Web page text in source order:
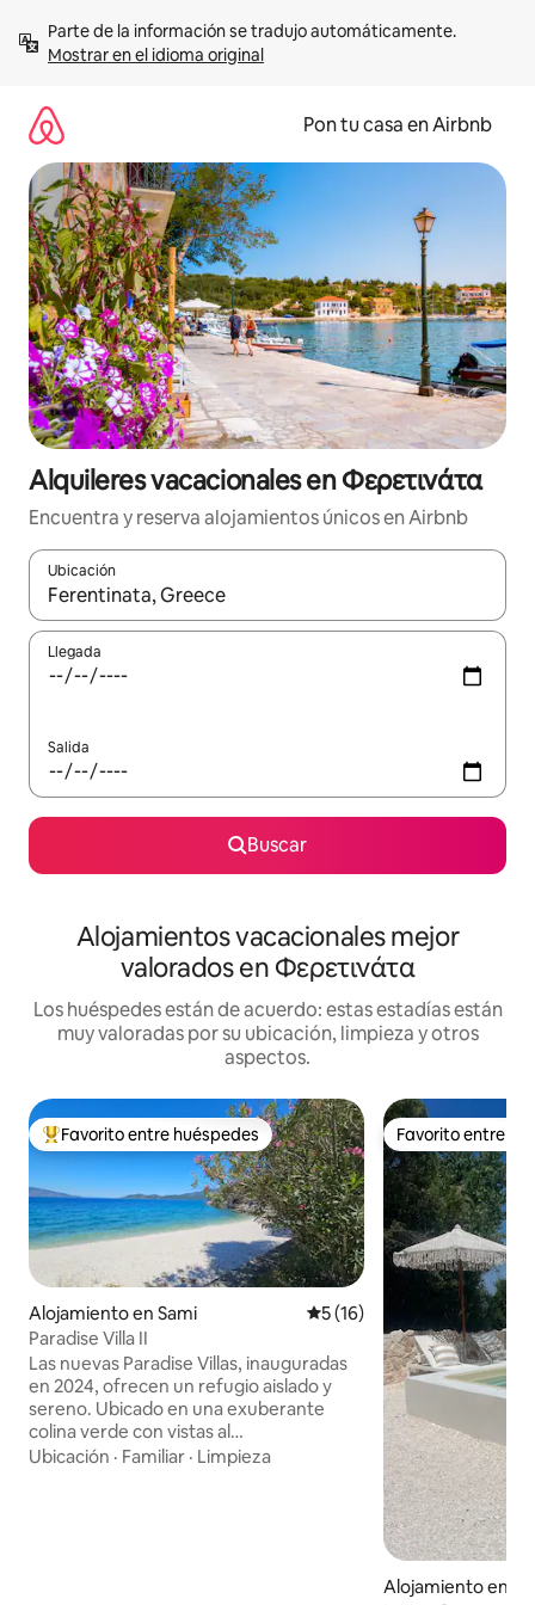
contenidoMostrar en el idioma original
Pon tu casa en Airbnb
Alquileres vacacionales en Φερετινάτα
Encuentra y reserva alojamientos únicos en Airbnb
Ubicación
Cuando los resultados estén disponibles, navega con las
Llegada
Salida
Buscar
Alojamientos vacacionales mejor
valorados en Φερετινάτα
Los huéspedes están de acuerdo: estas estadías están
muy valoradas por su ubicación, limpieza y otros
aspectos.
Favorito entre huéspedes preferido
Favorito entre huéspedes
Alojamiento en Sami Calificación promedio: 5 de
5 (16)
Paradise Villa II
Las nuevas Paradise Villas, inauguradas
en 2024, ofrecen un refugio aislado y
sereno. Ubicado en una exuberante
colina verde con vistas al
resplandeciente mar Jónico, a solo 5
Ubicación · Familiar · Limpieza
Favorito entre
Favorito entre
Alojamiento en